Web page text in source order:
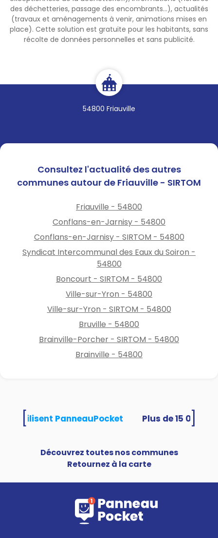
des déchetteries, passage des encombrants...), actualités
(travaux et aménagements à venir, animations mises en
place). Cette solution est gratuite pour les habitants, sans
récolte de données personnelles et sans publicité.
54800 Friauville
🪱N’hésitez pas à l’arroser
pour les maintenir l’activité
des insectes.
Consultez l'actualité des autres
communes autour de Friauville - SIRTOM
Friauville - 54800
Conflans-en-Jarnisy - 54800
Conflans-en-Jarnisy - SIRTOM - 54800
Syndicat Intercommunal des Eaux du Soiron -
54800
Boncourt - SIRTOM - 54800
Ville-sur-Yron - 54800
Ville-sur-Yron - SIRTOM - 54800
Bruville - 54800
Brainville-Porcher - SIRTOM - 54800
Brainville - 54800
utilisent PanneauPocket
Découvrez toutes nos communes
Retournez à la carte